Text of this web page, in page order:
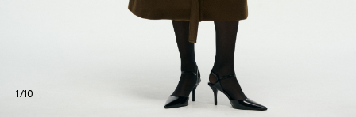
1 /10